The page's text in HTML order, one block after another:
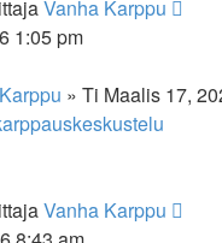
Vanha Karppu
1:05 pm
» Ti Maalis 17,
Vanha Karppu